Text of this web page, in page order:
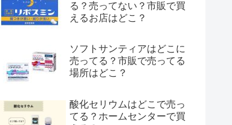
る？売ってない？市販で買
えるお店はどこ？
ソフトサンティアはどこに
売ってる？市販で売ってる
場所はどこ？
酸化セリウムはどこで売っ
てる？ホームセンターで買